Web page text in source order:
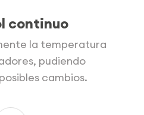
continuo
la temperatura
pudiendo
cambios.